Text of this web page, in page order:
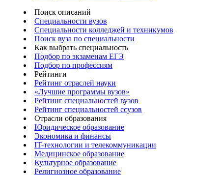
Поиск описаний
Специальности вузов
Специальности колледжей и техникумов
Поиск вуза по специальности
Как выбрать специальность
Подбор по экзаменам ЕГЭ
Подбор по профессиям
Рейтинги
Рейтинг отраслей науки
«Лучшие программы вузов»
Рейтинг специальностей вузов
Рейтинг специальностей ссузов
Отрасли образования
Юридическое образование
Экономика и финансы
IT-технологии и телекоммуникации
Медицинское образование
Культурное образование
Религиозное образование